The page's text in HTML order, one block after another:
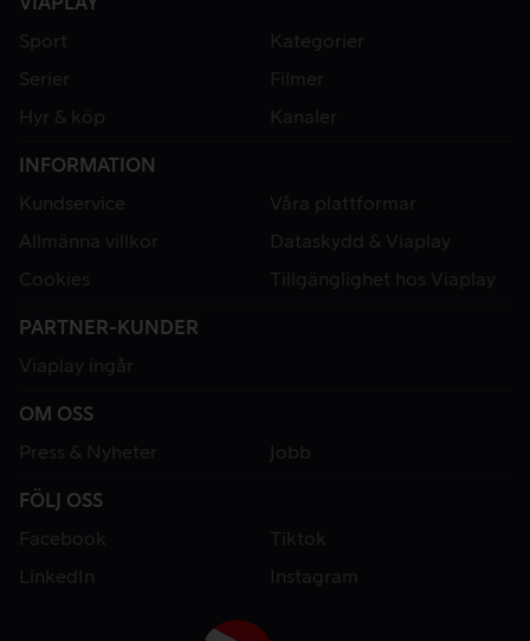
Sport
Kategorier
Serier
Filmer
Hyr & köp
Kanaler
INFORMATION
Kundservice
Våra plattformar
Allmänna villkor
Dataskydd & Viaplay
Cookies
Tillgänglighet hos Viaplay
PARTNER-KUNDER
Viaplay ingår
OM OSS
Press & Nyheter
Jobb
FÖLJ OSS
Facebook
Tiktok
LinkedIn
Instagram